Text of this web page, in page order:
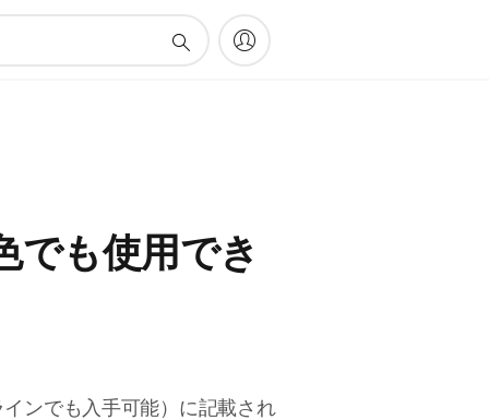
でも使用でき
ンでも入手可能）に記載され